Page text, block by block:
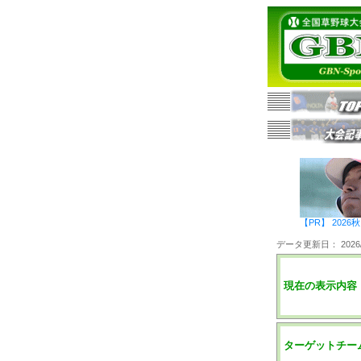
【PR】 2026
データ更新日：
現在の表示内容
ターゲットチー